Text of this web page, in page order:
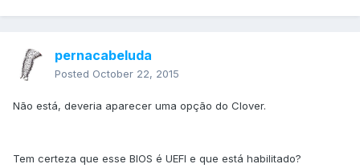
pernacabeluda
Posted October 22, 2015
Não está, deveria aparecer uma opção do Clover.
Tem certeza que esse BIOS é UEFI e que está habilitado?